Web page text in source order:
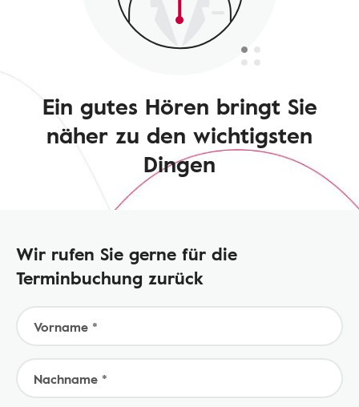
Ein gutes Hören bringt Sie
näher zu den wichtigsten
Dingen
Wir rufen Sie gerne für die
Terminbuchung zurück
Vorname *
Nachname *